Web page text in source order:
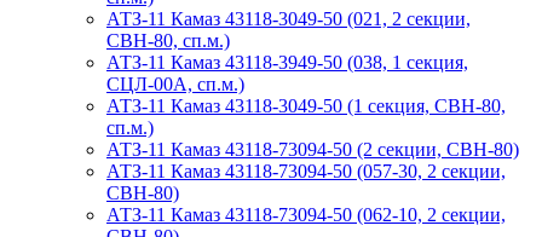
АТЗ-11 Камаз 43118-3049-50 (021, 2 секции,
СВН-80, сп.м.)
АТЗ-11 Камаз 43118-3949-50 (038, 1 секция,
СЦЛ-00А, сп.м.)
АТЗ-11 Камаз 43118-3049-50 (1 секция, СВН-80,
сп.м.)
АТЗ-11 Камаз 43118-73094-50 (2 секции, СВН-80)
АТЗ-11 Камаз 43118-73094-50 (057-30, 2 секции,
СВН-80)
АТЗ-11 Камаз 43118-73094-50 (062-10, 2 секции,